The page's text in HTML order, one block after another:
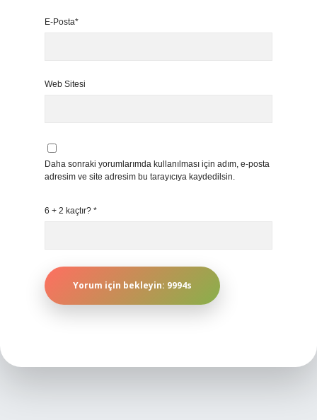
E-Posta*
Web Sitesi
Daha sonraki yorumlarımda kullanılması için adım, e-posta
adresim ve site adresim bu tarayıcıya kaydedilsin.
6 + 2 kaçtır? *